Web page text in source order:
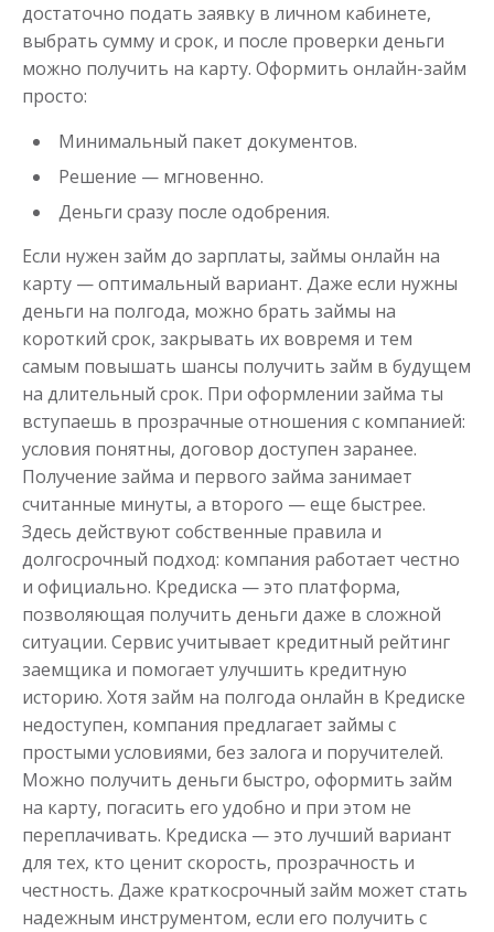
достаточно подать заявку в личном кабинете,
выбрать сумму и срок, и после проверки деньги
можно получить на карту. Оформить онлайн-займ
просто:
Минимальный пакет документов.
Решение — мгновенно.
Деньги сразу после одобрения.
Если нужен займ до зарплаты, займы онлайн на
карту — оптимальный вариант. Даже если нужны
деньги на полгода, можно брать займы на
короткий срок, закрывать их вовремя и тем
самым повышать шансы получить займ в будущем
на длительный срок. При оформлении займа ты
вступаешь в прозрачные отношения с компанией:
условия понятны, договор доступен заранее.
Получение займа и первого займа занимает
считанные минуты, а второго — еще быстрее.
Здесь действуют собственные правила и
долгосрочный подход: компания работает честно
и официально. Кредиска — это платформа,
позволяющая получить деньги даже в сложной
ситуации. Сервис учитывает кредитный рейтинг
заемщика и помогает улучшить кредитную
историю. Хотя займ на полгода онлайн в Кредиске
недоступен, компания предлагает займы с
простыми условиями, без залога и поручителей.
Можно получить деньги быстро, оформить займ
на карту, погасить его удобно и при этом не
переплачивать. Кредиска — это лучший вариант
для тех, кто ценит скорость, прозрачность и
честность. Даже краткосрочный займ может стать
надежным инструментом, если его получить с